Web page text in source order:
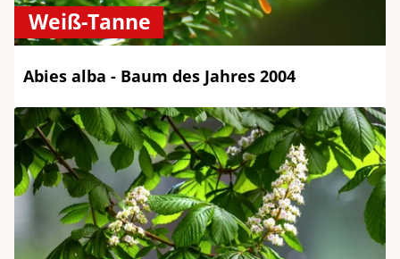
Weiß-Tanne
Abies alba - Baum des Jahres 2004